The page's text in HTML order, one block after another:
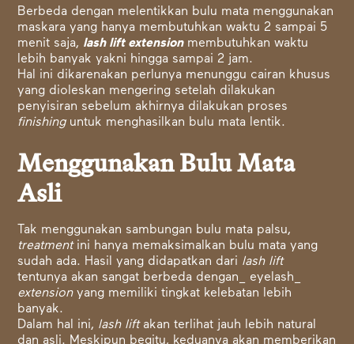
Berbeda dengan melentikkan bulu mata menggunakan
maskara yang hanya membutuhkan waktu 2 sampai 5
menit saja, lash lift extensionmembutuhkan waktu
lebih banyak yakni hingga sampai 2 jam.
Hal ini dikarenakan perlunya menunggu cairan khusus
yang dioleskan mengering setelah dilakukan
penyisiran sebelum akhirnya dilakukan proses
finishinguntuk menghasilkan bulu mata lentik.
Menggunakan Bulu Mata
Asli
Tak menggunakan sambungan bulu mata palsu,
treatmentini hanya memaksimalkan bulu mata yang
sudah ada. Hasil yang didapatkan dari lash lift
tentunya akan sangat berbeda dengan_ eyelash_
extensionyang memiliki tingkat kelebatan lebih
banyak.
Dalam hal ini, lash liftakan terlihat jauh lebih natural
dan asli. Meskipun begitu, keduanya akan memberikan